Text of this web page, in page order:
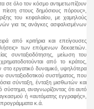
σε όλο τον κόσμο αντιμετωπίζουν
στους δημόσιους πόρους»,
του κεφαλαίου, με χαμηλούς
για τις ανάγκες ασφαλισμένων
από κριτήρια και επείγουσες
των επόμενων δεκαετιών.
συνταξιοδότησης, μείωση του
από το κράτος,
εργατικό δυναμικό, υψηλότερα
συνταξιοδοτικού συστήματος, που
σύνταξη, ένταξη μισθωτών και
σύστημα, αναγνωρίζοντας ότι αυτό
ή «αυτόματης εγγραφής»,
προγράμματα κ.ά.